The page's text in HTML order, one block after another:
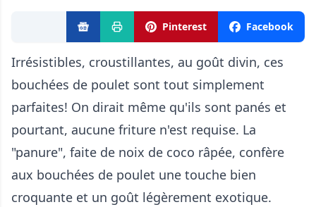
Pinterest Facebook
Irrésistibles, croustillantes, au goût divin, ces
bouchées de poulet sont tout simplement
parfaites! On dirait même qu'ils sont panés et
pourtant, aucune friture n'est requise. La
"panure", faite de noix de coco râpée, confère
aux bouchées de poulet une touche bien
croquante et un goût légèrement exotique.